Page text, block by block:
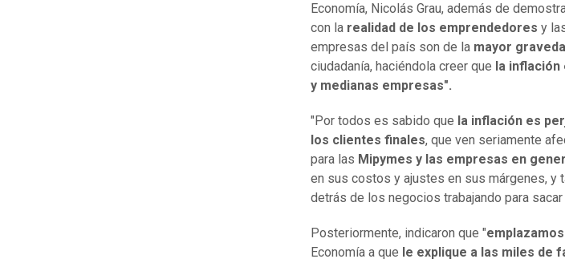
Economía, Nicolás Grau, además de
con la realidad de los emprendedores y
empresas del país son de la mayor
ciudadanía, haciéndola creer que la
y medianas empresas".
"Por todos es sabido que la inflación es
los clientes finales, que ven seriamente
para las Mipymes y las empresas en
en sus costos y ajustes en sus márgenes, y
detrás de los negocios trabajando para
Posteriormente, indicaron que "
Economía a que le explique a las miles de